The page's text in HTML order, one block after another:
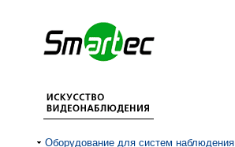
Оборудование для систем наблюдения